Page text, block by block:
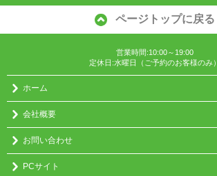
ページトップに戻る
営業時間:10:00～19:00
定休日:水曜日（ご予約のお客様のみ）
ホーム
会社概要
お問い合わせ
PCサイト